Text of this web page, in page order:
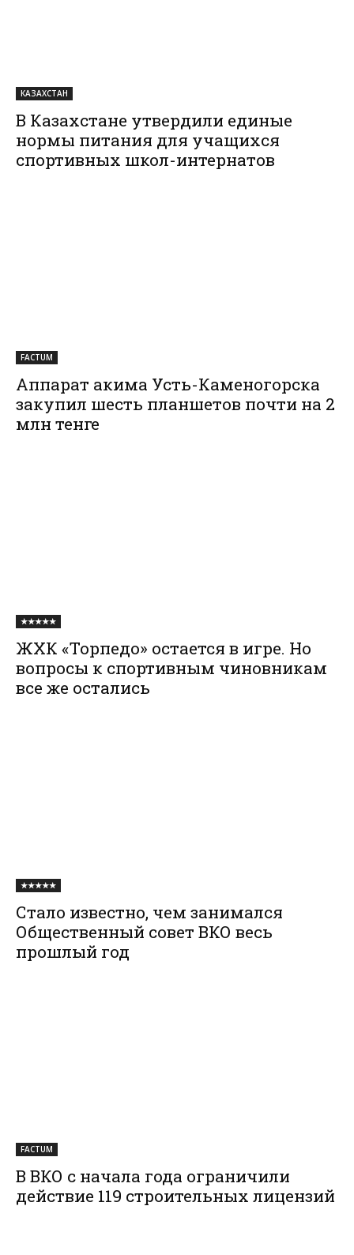
КАЗАХСТАН
В Казахстане утвердили единые
нормы питания для учащихся
спортивных школ-интернатов
FACTUM
Аппарат акима Усть-Каменогорска
закупил шесть планшетов почти на 2
млн тенге
★★★★★
ЖХК «Торпедо» остается в игре. Но
вопросы к спортивным чиновникам
все же остались
★★★★★
Стало известно, чем занимался
Общественный совет ВКО весь
прошлый год
FACTUM
В ВКО с начала года ограничили
действие 119 строительных лицензий